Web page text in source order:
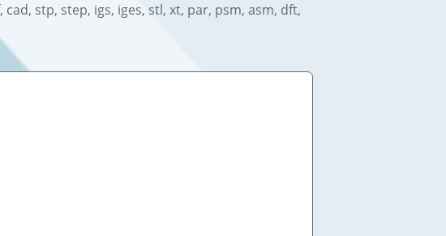
stp, step, igs, iges, stl, xt, par, psm, asm, dft,